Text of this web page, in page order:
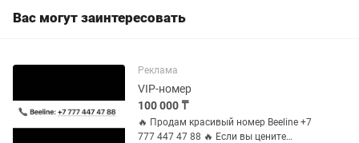
Вас могут заинтересовать
Реклама
VIP-номер
100 000 ₸
🔥 Продам красивый номер Beeline +7
777 447 47 88 🔥 Если вы цените